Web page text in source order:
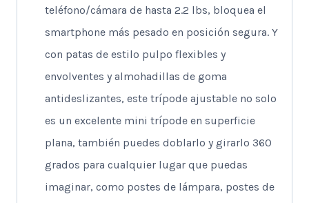
teléfono/cámara de hasta 2.2 lbs, bloquea el
smartphone más pesado en posición segura. Y
con patas de estilo pulpo flexibles y
envolventes y almohadillas de goma
antideslizantes, este trípode ajustable no solo
es un excelente mini trípode en superficie
plana, también puedes doblarlo y girarlo 360
grados para cualquier lugar que puedas
imaginar, como postes de lámpara, postes de